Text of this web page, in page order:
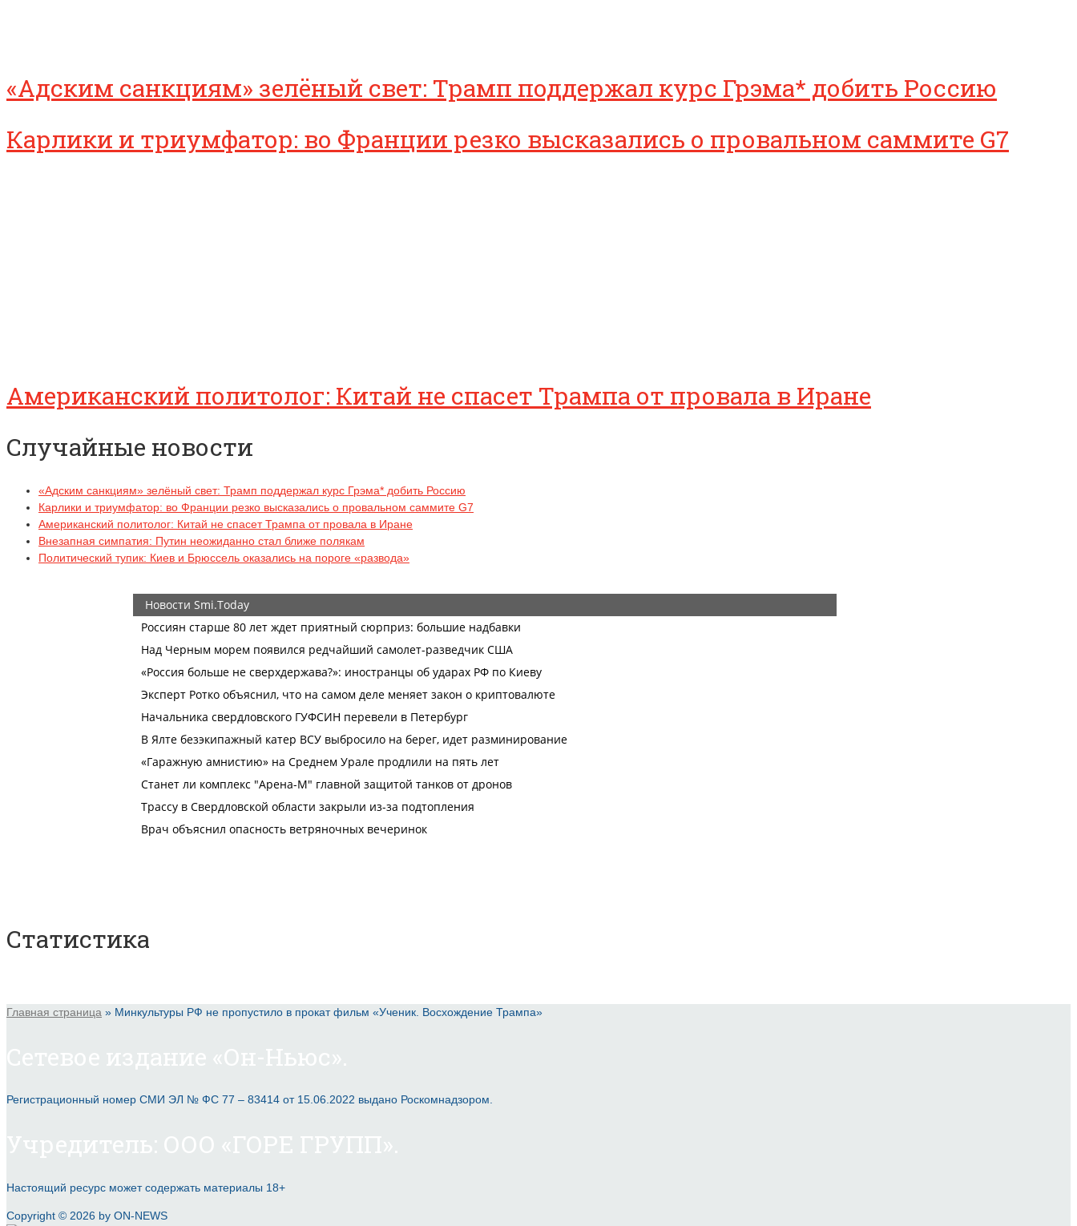
«Адским санкциям» зелёный свет: Трамп поддержал курс Грэма* добить Россию
Карлики и триумфатор: во Франции резко высказались о провальном саммите G7
Американский политолог: Китай не спасет Трампа от провала в Иране
Случайные новости
«Адским санкциям» зелёный свет: Трамп поддержал курс Грэма* добить Россию
Карлики и триумфатор: во Франции резко высказались о провальном саммите G7
Американский политолог: Китай не спасет Трампа от провала в Иране
Внезапная симпатия: Путин неожиданно стал ближе полякам
Политический тупик: Киев и Брюссель оказались на пороге «развода»
Статистика
Главная страница » Минкультуры РФ не пропустило в прокат фильм «Ученик. Восхождение Трампа»
Регистрационный номер СМИ ЭЛ № ФС 77 – 83414 от 15.06.2022 выдано Роскомнадзором.
Настоящий ресурс может содержать материалы 18+
Copyright © 2026 by ON-NEWS